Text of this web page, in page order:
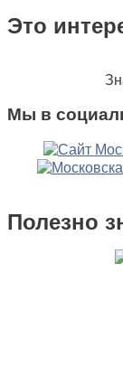
Это
Мы в
Полезно